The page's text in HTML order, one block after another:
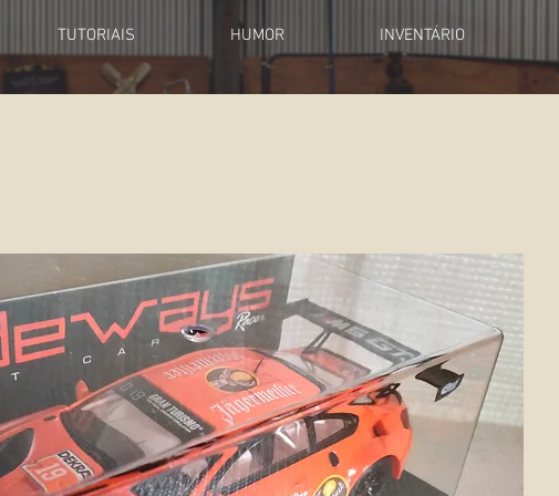
TUTORIAIS HUMOR INVENTÁRIO